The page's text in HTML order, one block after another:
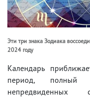
Эти три знака Зодиака
2024 году
Календарь
период, полный